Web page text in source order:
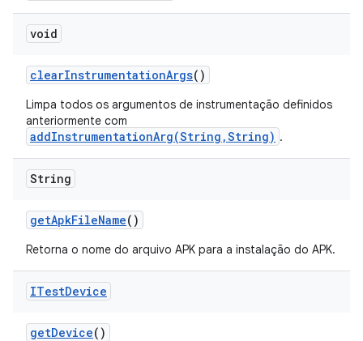
void
clearInstrumentationArgs()
Limpa todos os argumentos de instrumentação definidos
anteriormente com
addInstrumentationArg(String,String) .
String
getApkFileName()
Retorna o nome do arquivo APK para a instalação do APK.
ITestDevice
getDevice()